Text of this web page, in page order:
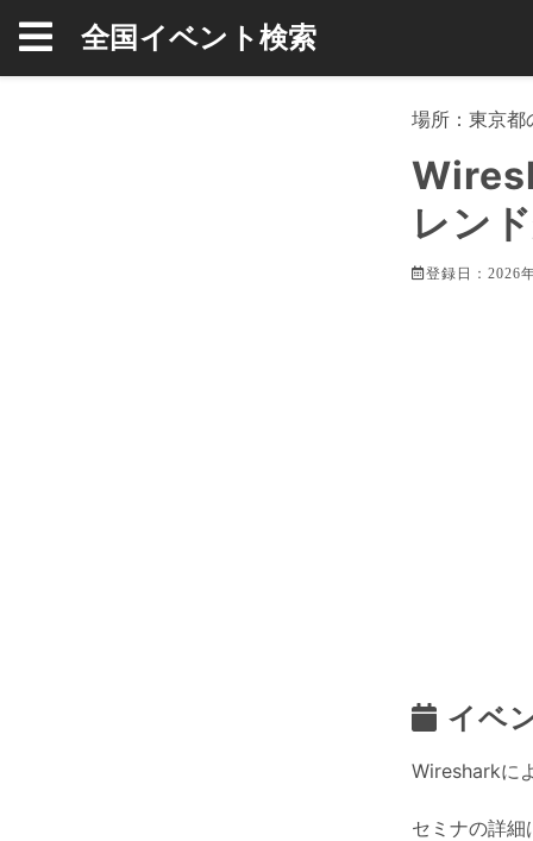
全国イベント検索
場所： 東京都
レン
登録日：2026
イベ
Wiresharkに
セミナの詳細